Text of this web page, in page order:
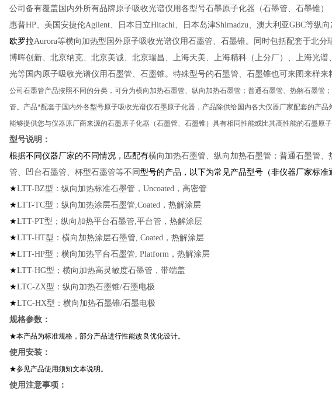
公司备有覆盖国内外所有品牌原子吸收光谱仪用各型号石墨原子化器（石墨管、石墨锥
惠普HP、美国安捷伦Agilent、日本日立Hitachi、日本岛津Shimadzu、澳大利亚GBC等纵
欧罗拉Aurora等横向加热型国外原子吸收光谱仪用石墨管、石墨锥。同时包括配套于北
博晖创新、北京纳克、北京美诚、北京瑞昌、上海天美、上海精科（上分厂）、上海光
光等国内原子吸收光谱仪用石墨管、石墨锥。特殊型号的石墨管、石墨锥也可来图来样来
公司石墨管产品按照不同的分类，可分为横向加热石墨管、纵向加热石墨管；普通石墨管、热解石墨
管。产品*配套于国内外各型号原子吸收光谱仪石墨原子化器，产品除供给国内各大仪器厂家配套的产
能够提供您与仪器原厂商来源的石墨原子化器（石墨管、石墨锥）具有相同性能或比其高性能的石墨原
型号说明：
根据不同仪器厂家的不同情况，匹配有横向加热石墨管、纵向加热石墨管；普通石墨管
管、凹台石墨管、杯型石墨管等不同 型号的产品，以下为常见产品型号（非仪器厂家标
★LTT-BZ型：纵向加热标准石墨管，Uncoated，高密管
★LTT-TC型：纵向加热涂层石墨管,Coated，热解涂层
★LTT-PT型；纵向加热平台石墨管,平台管，热解涂层
★LTT-HT型：横向加热涂层石墨管, Coated，热解涂层
★LTT-HP型：横向加热平台石墨管, Platform，热解涂层
★LTT-HG型；横向加热高灵敏度石墨管，带端盖
★LTC-ZX型：纵向加热石墨锥/石墨电极
★LTC-HX型：横向加热石墨锥/石墨电极
规格参数：
★本产品为标准规格，部分产品进行性能改良优化设计。
使用安装：
★参见产品使用须知文本说明。
使用注意事项：